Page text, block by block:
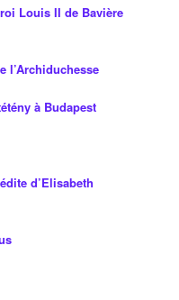
Louis II de Bavière
l’Archiduchesse
à Budapest
d’Elisabeth